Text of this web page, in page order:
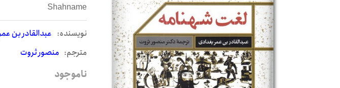
Shahname
نويسنده: عبدالقادر بن
مترجم: منصور ثروت
ناموجود